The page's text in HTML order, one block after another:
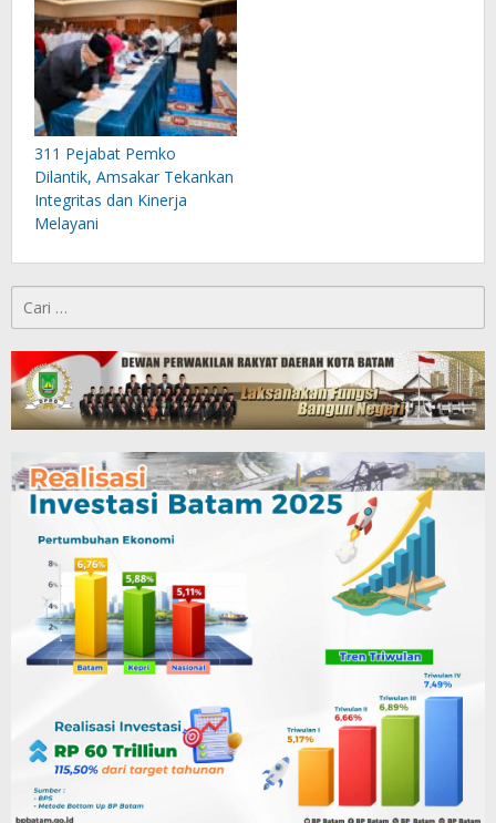
311 Pejabat Pemko
Dilantik, Amsakar Tekankan
Integritas dan Kinerja
Melayani
untuk: